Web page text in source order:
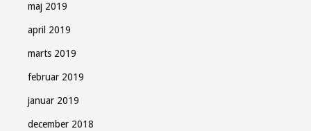
maj 2019
april 2019
marts 2019
februar 2019
januar 2019
december 2018